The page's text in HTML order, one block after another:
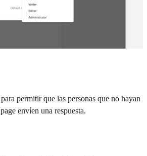
permitir que las personas que no hayan
envíen una respuesta.